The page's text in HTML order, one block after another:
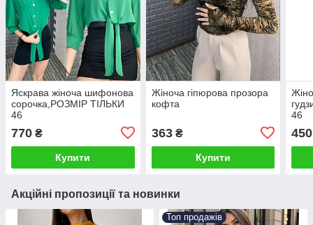
Яскрава жіноча шифонова
сорочка,РОЗМІР ТІЛЬКИ
46
770 ₴
Купити
Жіноча гіпюрова прозора
кофта
363₴
Купити
46
450
Акційні пропозиції та новинки
Топ продажів